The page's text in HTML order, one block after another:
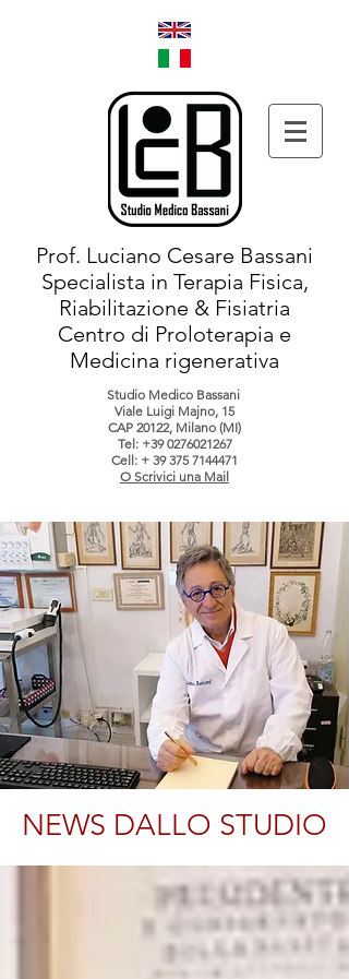
Prof. Luciano Cesare Bassani
Specialista in Terapia Fisica,
Riabilitazione & Fisiatria
Centro di Proloterapia e
Medicina rigenerativa
Studio Medico Bassani
Viale Luigi Majno, 15
CAP 20122, Milano (MI)
Tel: +39 0276021267
Cell: + 39 375 7144471
O Scrivici una Mail
NEWS DALLO STUDIO